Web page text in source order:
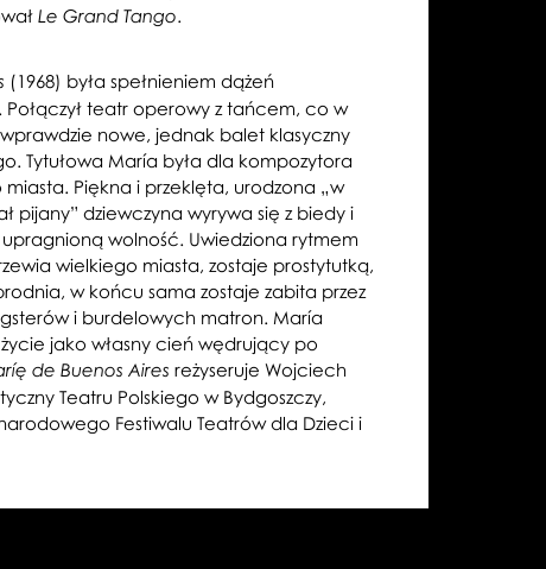
Le Grand Tango.
(1968) była spełnieniem dążeń
Połączył teatr operowy z tańcem, co w
nowe, jednak balet klasyczny
Tytułowa María była dla kompozytora
Piękna i przeklęta, urodzona „w
pijany” dziewczyna wyrywa się z biedy i
wolność. Uwiedziona rytmem
wielkiego miasta, zostaje prostytutką,
w końcu sama zostaje zabita przez
i burdelowych matron. María
jako własny cień wędrujący po
íę de Buenos Aires reżyseruje Wojciech
Teatru Polskiego w Bydgoszczy,
Festiwalu Teatrów dla Dzieci i